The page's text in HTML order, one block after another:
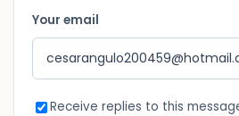
Your email
Receive replies to this